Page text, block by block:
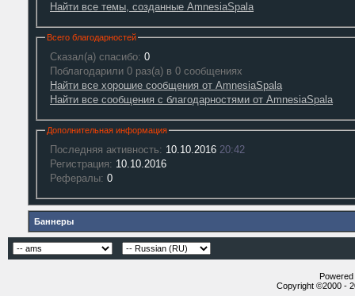
Найти все темы, созданные AmnesiaSpala
Всего благодарностей
Сказал(а) спасибо: 0
Поблагодарили 0 раз(а) в 0 сообщениях
Найти все хорошие сообщения от AmnesiaSpala
Найти все сообщения с благодарностями от AmnesiaSpala
Дополнительная информация
Последняя активность: 10.10.2016 20:42
Регистрация: 10.10.2016
Рефералы: 0
Баннеры
Copyright ©2000 -